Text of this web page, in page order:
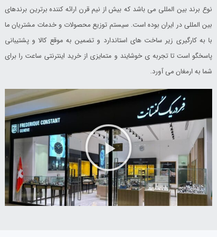
نوع برند بین المللی می باشد که بیش از نیم قرن ارائه کننده برترین برندهای
بین المللی در ایران بوده است. سیستم توزیع محصولات و خدمات مشتریان ما
با به کارگیری زیر ساخت های استاندارد و تضمین به موقع کالا و پشتیبانی
پاسخگو است تا تجربه ی خوشایند و متمایزی از خرید اینترنتی ساعت را برای
شما به ارمغان می آورد.